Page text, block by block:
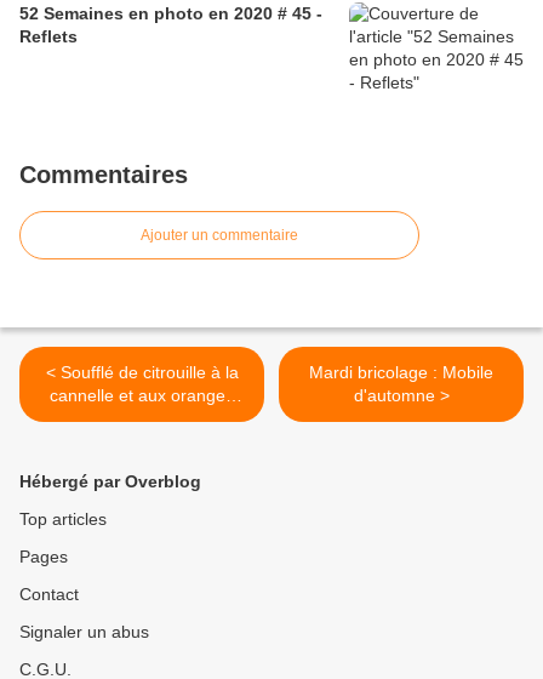
52 Semaines en photo en 2020 # 45 -
Reflets
Commentaires
Ajouter un commentaire
< Soufflé de citrouille à la
cannelle et aux oranges
confites - La Cuisine des
Mardi bricolage : Mobile
d'automne >
Hébergé par Overblog
Top articles
Pages
Contact
Signaler un abus
C.G.U.